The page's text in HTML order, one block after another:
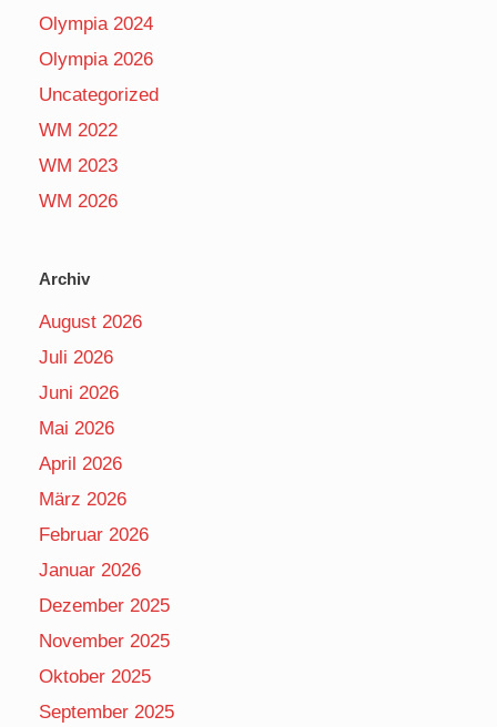
Olympia 2024
Olympia 2026
Uncategorized
WM 2022
WM 2023
WM 2026
Archiv
August 2026
Juli 2026
Juni 2026
Mai 2026
April 2026
März 2026
Februar 2026
Januar 2026
Dezember 2025
November 2025
Oktober 2025
September 2025